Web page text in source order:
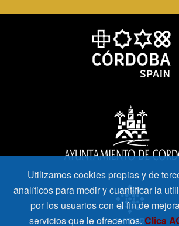
Utilizamos cookies propias y de
analíticos para medir y cuantificar la
por los usuarios con el fin de
servicios que le ofrecemos. Clica